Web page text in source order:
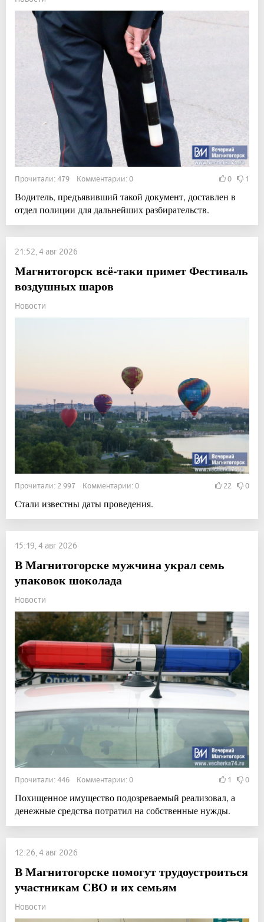
Прочитали: 479 Комментарии: 0 0 1
Водитель, предъявивший такой документ, доставлен в
отдел полиции для дальнейших разбирательств.
21:52, 4 авг 2026
Магнитогорск всё-таки примет Фестиваль
воздушных шаров
Новости
Прочитали: 2 997 Комментарии: 0 22 0
Стали известны даты проведения.
15:19, 4 авг 2026
В Магнитогорске мужчина украл семь
упаковок шоколада
Новости
Прочитали: 446 Комментарии: 0 1 0
Похищенное имущество подозреваемый реализовал, а
денежные средства потратил на собственные нужды.
12:26, 4 авг 2026
В Магнитогорске помогут трудоустроиться
участникам СВО и их семьям
Новости